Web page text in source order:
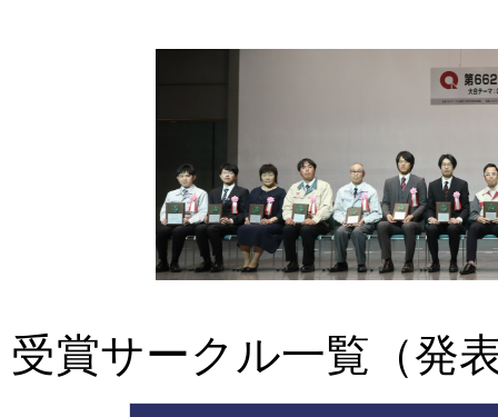
受賞サークル一覧（発